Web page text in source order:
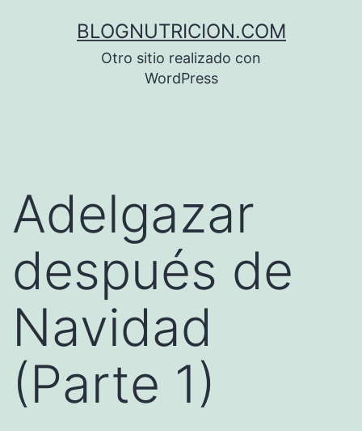
BLOGNUTRICION.COM
Otro sitio realizado con
WordPress
Adelgazar
después de
Navidad
(Parte 1)